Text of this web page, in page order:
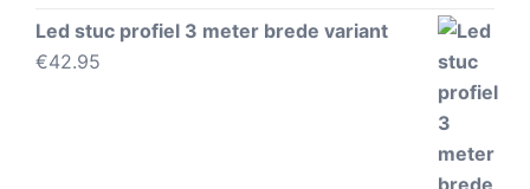
Led stuc profiel 3 meter brede variant
€42.95